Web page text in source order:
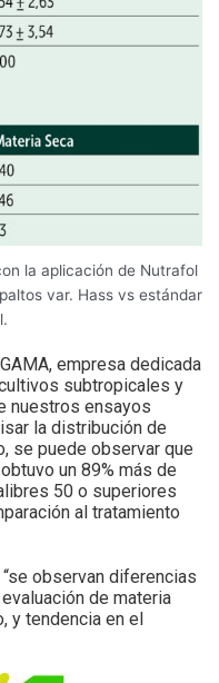
la aplicación de Nutrafol
var. Hass vs estándar
empresa dedicada
subtropicales y
nuestros ensayos
la distribución de
se puede observar que
un 89% más de
50 o superiores
al tratamiento
observan diferencias
de materia
y tendencia en el